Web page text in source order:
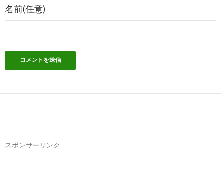
名前(任意)
スポンサーリンク